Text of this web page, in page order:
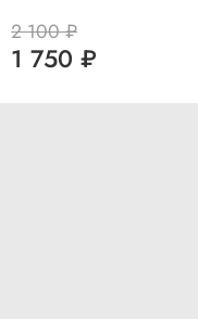
2 100 ₽
1 750 ₽